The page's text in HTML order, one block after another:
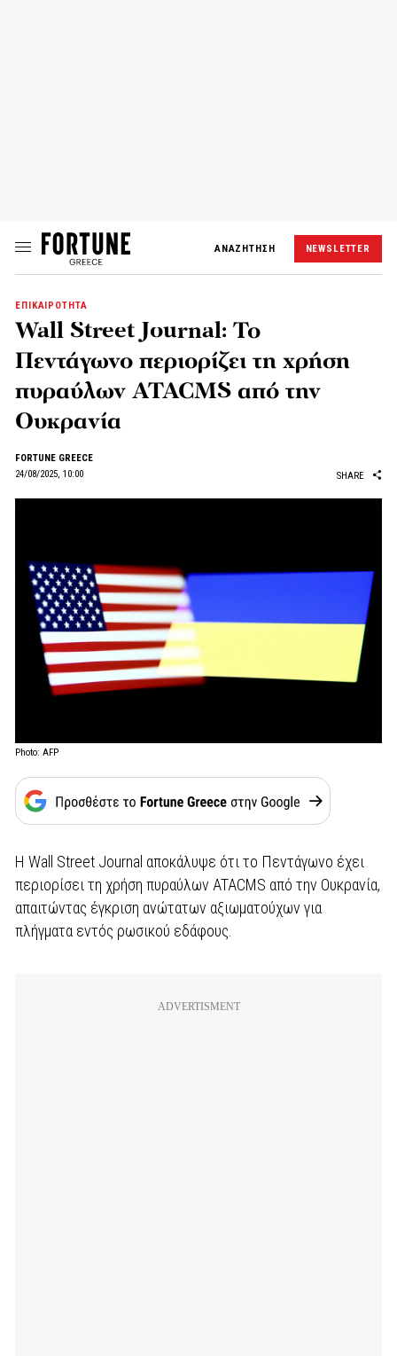
ΑΝΑΖΗΤΗΣΗ NEWSLETTER
ΕΠΙΚΑΙΡΟΤΗΤΑ
Wall Street Journal: Το
Πεντάγωνο περιορίζει τη χρήση
πυραύλων ATACMS από την
Ουκρανία
FORTUNE GREECE
24/08/2025, 10:00
SHARE
Photo: AFP
Η Wall Street Journal αποκάλυψε ότι το Πεντάγωνο έχει
περιορίσει τη χρήση πυραύλων ATACMS από την Ουκρανία,
απαιτώντας έγκριση ανώτατων αξιωματούχων για
πλήγματα εντός ρωσικού εδάφους.